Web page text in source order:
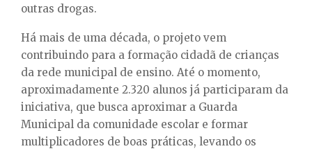
outras drogas.
Há mais de uma década, o projeto vem
contribuindo para a formação cidadã de crianças
da rede municipal de ensino. Até o momento,
aproximadamente 2.320 alunos já participaram da
iniciativa, que busca aproximar a Guarda
Municipal da comunidade escolar e formar
multiplicadores de boas práticas, levando os